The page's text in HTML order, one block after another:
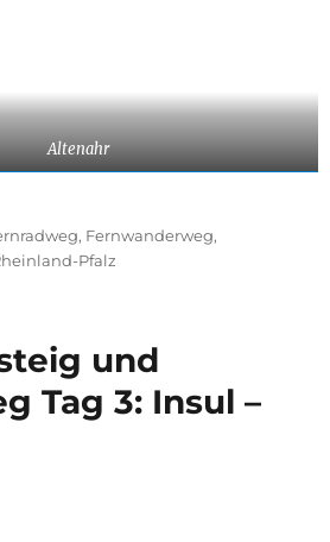
Altenahr
, Fernwanderweg,
Pfalz
und
Tag 3: Insul –